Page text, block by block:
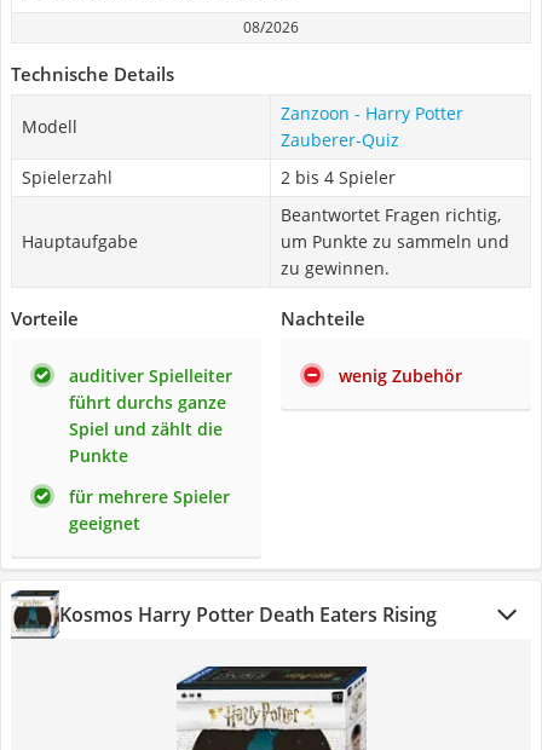
08/2026
Technische Details
Modell
Zanzoon - Harry Potter
Zauberer-Quiz
Spielerzahl
2 bis 4 Spieler
Hauptaufgabe
Beantwortet Fragen richtig,
um Punkte zu sammeln und
zu gewinnen.
Vorteile
auditiver Spielleiter
führt durchs ganze
Spiel und zählt die
Punkte
für mehrere Spieler
geeignet
Nachteile
wenig Zubehör
Kosmos Harry Potter Death Eaters Rising